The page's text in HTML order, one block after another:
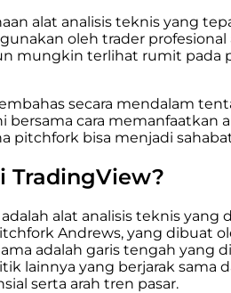
alat analisis teknis yang
oleh trader
mungkin terlihat rumit pada
secara mendalam
bersama cara
pitchfork bisa menjadi
TradingView?
alat analisis teknis
Andrews, yang dibuat
adalah garis tengah
lainnya yang berjarak
serta arah tren pasar.